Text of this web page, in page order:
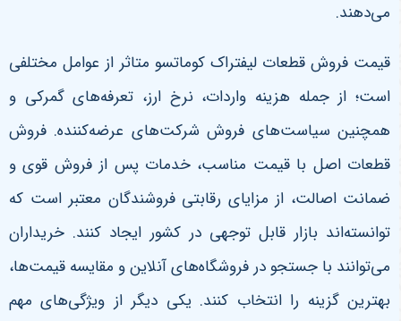
می‌دهند.
قیمت فروش قطعات لیفتراک کوماتسو متاثر از عوامل مختلفی
است؛ از جمله هزینه واردات، نرخ ارز، تعرفه‌های گمرکی و
همچنین سیاست‌های فروش شرکت‌های عرضه‌کننده. فروش
قطعات اصل با قیمت مناسب، خدمات پس از فروش قوی و
ضمانت اصالت، از مزایای رقابتی فروشندگان معتبر است که
توانسته‌اند بازار قابل توجهی در کشور ایجاد کنند. خریداران
می‌توانند با جستجو در فروشگاه‌های آنلاین و مقایسه قیمت‌ها،
بهترین گزینه را انتخاب کنند. یکی دیگر از ویژگی‌های مهم